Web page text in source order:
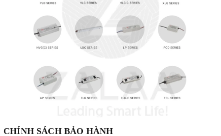
CHÍNH SÁCH BẢO HÀNH